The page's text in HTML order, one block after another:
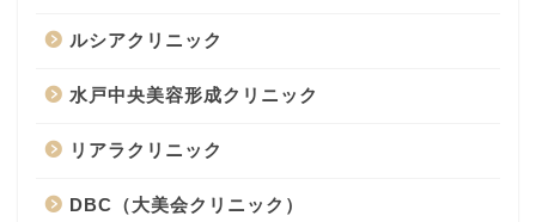
ルシアクリニック
水戸中央美容形成クリニック
リアラクリニック
DBC（大美会クリニック）